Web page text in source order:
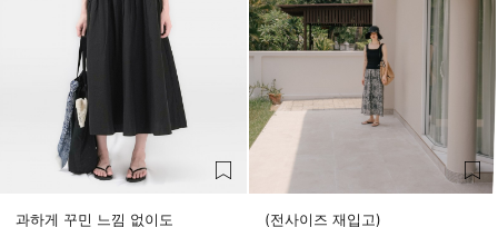
과하게 꾸민 느낌 없이도
(전사이즈 재입고)